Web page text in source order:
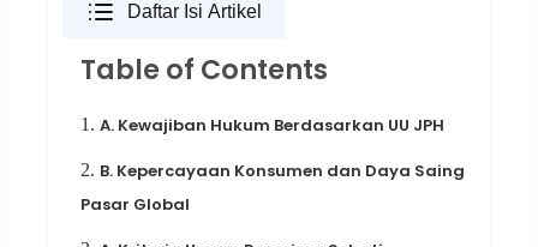
Daftar Isi Artikel
Table of Contents
1. A. Kewajiban Hukum Berdasarkan UU JPH
2. B. Kepercayaan Konsumen dan Daya Saing
Pasar Global